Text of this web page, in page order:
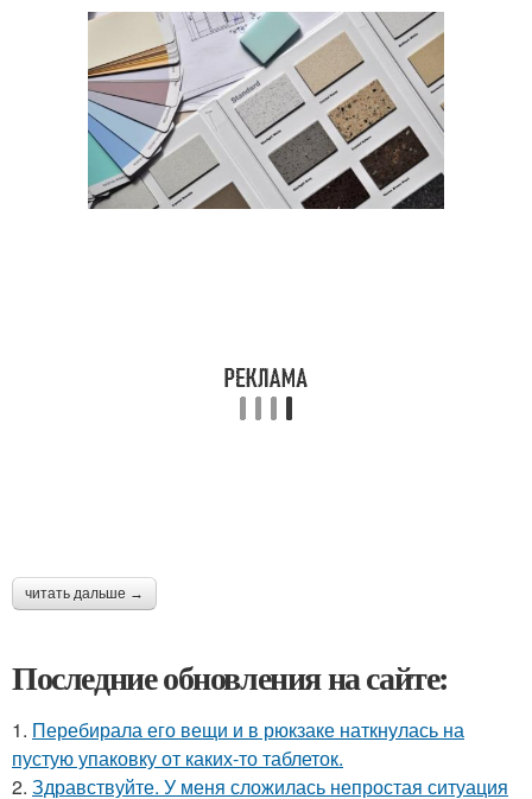
читать дальше →
Последние обновления на сайте:
1. Перебирала его вещи и в рюкзаке наткнулась на
пустую упаковку от каких-то таблеток.
2. Здравствуйте. У меня сложилась непростая ситуация